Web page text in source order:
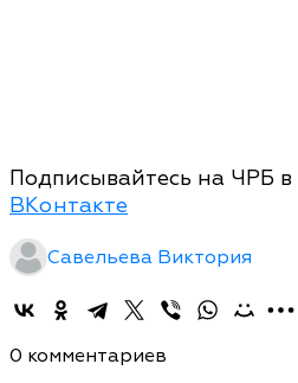
Подписывайтесь на ЧРБ в
ВКонтакте
Савельева Виктория
0 комментариев